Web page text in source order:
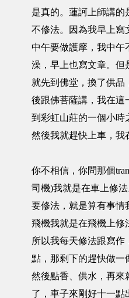
是真的。蓮訶上師講的
不修法。因為我早上寫
中午要做護摩，我中午
澡，早上也寫文章。但
就先到佛堂，換了供品
後跟佛菩薩講，我在這
到彩虹山莊的一個小時
然後我就趕快上車，我
你不相信，你問那個
司機)我就是在車上修
要修法，就是算有事情
飛機我就是在飛機上修
所以我每天修法跟寫作
點，那剩下的趕快做一
然後點香、供水，再來
了，車子來剛好十一點